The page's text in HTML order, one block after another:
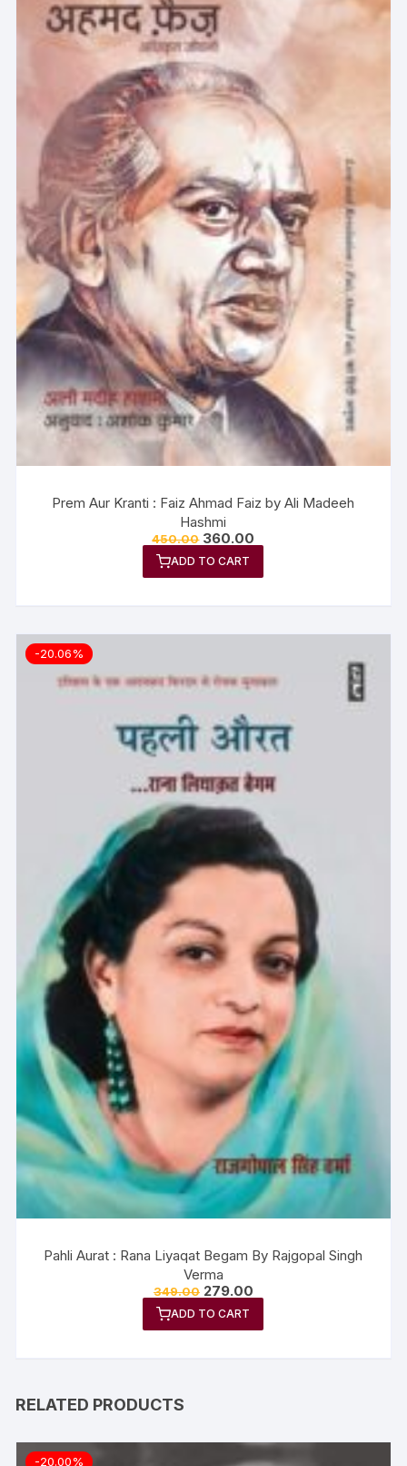
Prem Aur Kranti : Faiz Ahmad Faiz by Ali Madeeh
Hashmi
450.00 360.00
ADD TO CART
-20.06%
Pahli Aurat : Rana Liyaqat Begam By Rajgopal Singh
Verma
349.00 279.00
ADD TO CART
RELATED PRODUCTS
-20.00%